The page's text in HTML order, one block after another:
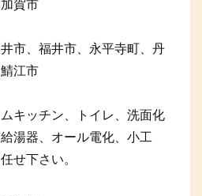
賀市
市、福井市、永平寺町、丹
江市
キッチン、トイレ、洗面化
湯器、オール電化、小工
せ下さい。